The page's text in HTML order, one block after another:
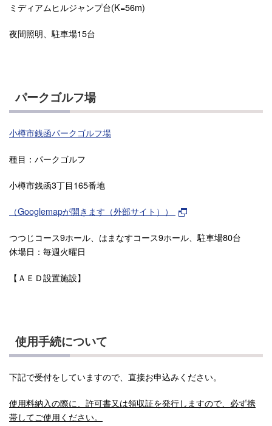
ミディアムヒルジャンプ台(K=56m)
夜間照明、駐車場15台
パークゴルフ場
小樽市銭函パークゴルフ場
種目：パークゴルフ
小樽市銭函3丁目165番地
（Googlemapが開きます（外部サイト））
つつじコース9ホール、はまなすコース9ホール、駐車場80台
休場日：毎週火曜日
【ＡＥＤ設置施設】
使用手続について
下記で受付をしていますので、直接お申込みください。
使用料納入の際に、許可書又は領収証を発行しますので、必ず携
帯してご使用ください。